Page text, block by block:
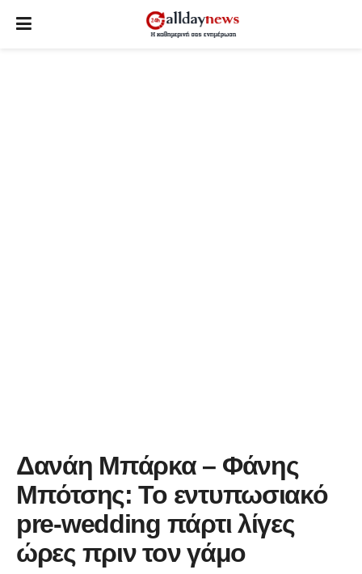
Δανάη Μπάρκα – Φάνης
Μπότσης: Το εντυπωσιακό
pre-wedding πάρτι λίγες
ώρες πριν τον γάμο